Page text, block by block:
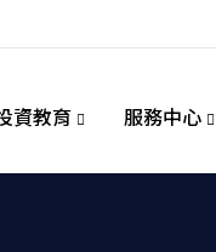
資教育 服務中心